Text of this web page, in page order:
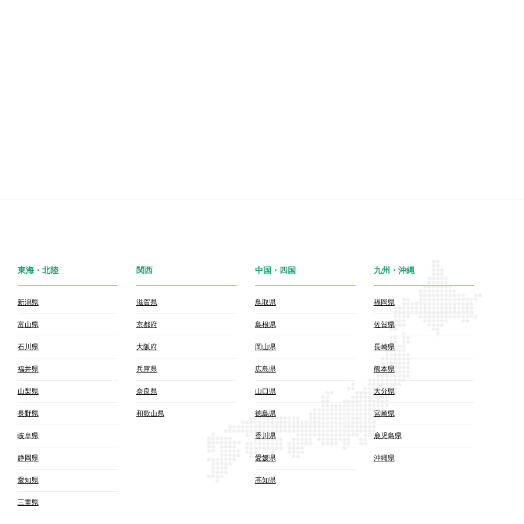
東海・北陸
新潟県
富山県
石川県
福井県
山梨県
長野県
岐阜県
静岡県
愛知県
三重県
関西
滋賀県
京都府
大阪府
兵庫県
奈良県
和歌山県
中国・四国
鳥取県
島根県
岡山県
広島県
山口県
徳島県
香川県
愛媛県
高知県
九州・沖縄
福岡県
佐賀県
長崎県
熊本県
大分県
宮崎県
鹿児島県
沖縄県